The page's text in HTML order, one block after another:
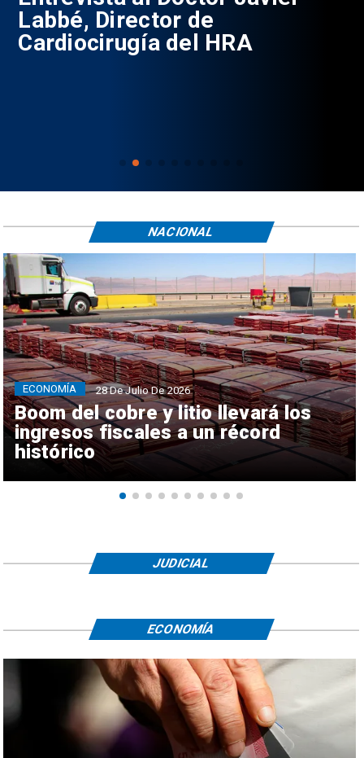
Labbé, Director de
Cardiocirugía del HRA
Boom del cobre y litio llevará los
ingresos fiscales a un récord
histórico
ECONOMÍA 28 De Julio De 2026
NACIONAL
JUDICIAL
ECONOMÍA